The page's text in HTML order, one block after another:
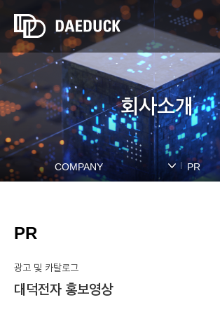
회사소개
COMPANY PR
PR
광고 및 카탈로그
대덕전자 홍보영상